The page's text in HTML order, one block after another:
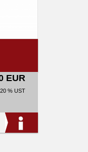
EUR
% UST